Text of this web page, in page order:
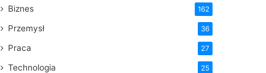
Biznes 162
Przemysł 36
Praca 27
Technologia 25